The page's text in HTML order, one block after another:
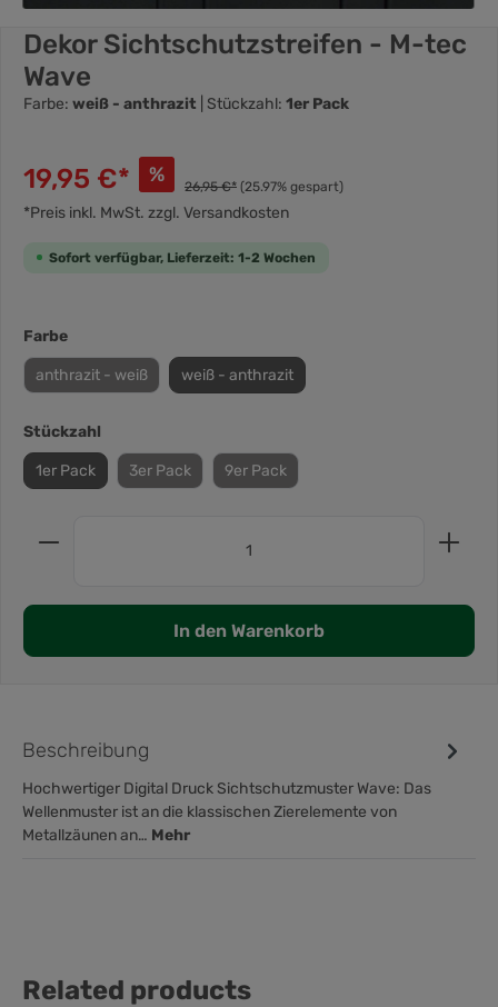
Dekor Sichtschutzstreifen - M-tec
Wave
Farbe: weiß - anthrazit | Stückzahl: 1er Pack
19,95 €* % 26,95 €* (25.97% gespart)
*Preis inkl. MwSt. zzgl. Versandkosten
Sofort verfügbar, Lieferzeit: 1-2 Wochen
Farbe
anthrazit - weiß weiß - anthrazit
Stückzahl
1er Pack 3er Pack 9er Pack
In den Warenkorb
Beschreibung
Hochwertiger Digital Druck Sichtschutzmuster Wave: Das
Wellenmuster ist an die klassischen Zierelemente von
Metallzäunen an… Mehr
Related products